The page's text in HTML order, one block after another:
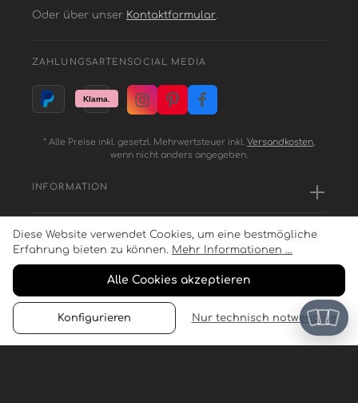
Oder über unser Kontaktformular.
ZAHLUNGSARTEN SOCIAL MEDIA
* Alle Preise inkl. gesetzl. Mehrwertsteuer inkl. Versandkosten,
wenn nicht anders angegeben.
INFORMATION
SERVICE
Diese Website verwendet Cookies, um eine bestmögliche
Erfahrung bieten zu können. Mehr Informationen ...
Alle Cookies akzeptieren
Konfigurieren Nur technisch notwendige